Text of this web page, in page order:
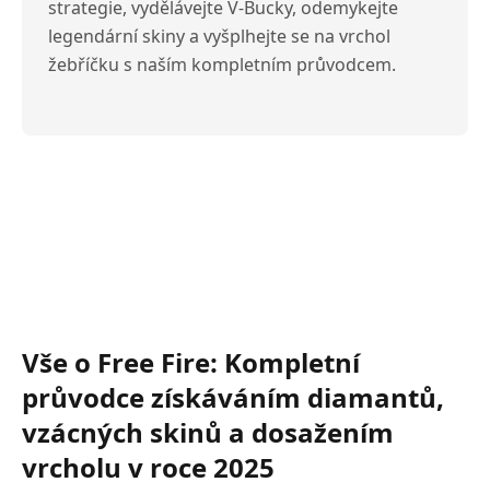
strategie, vydělávejte V-Bucky, odemykejte
legendární skiny a vyšplhejte se na vrchol
žebříčku s naším kompletním průvodcem.
Vše o Free Fire: Kompletní
průvodce získáváním diamantů,
vzácných skinů a dosažením
vrcholu v roce 2025